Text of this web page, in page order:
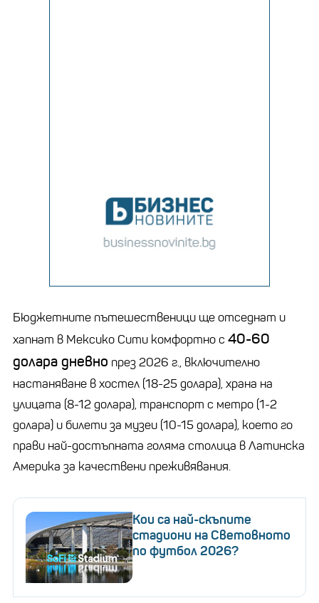
Бюджетните пътешественици ще отседнат и
хапнат в Мексико Сити комфортно с 40-60
долара дневно през 2026 г., включително
настаняване в хостел (18-25 долара), храна на
улицата (8-12 долара), транспорт с метро (1-2
долара) и билети за музеи (10-15 долара), което го
прави най-достъпната голяма столица в Латинска
Америка за качествени преживявания.
Кои са най-скъпите
стадиони на Световното
по футбол 2026?